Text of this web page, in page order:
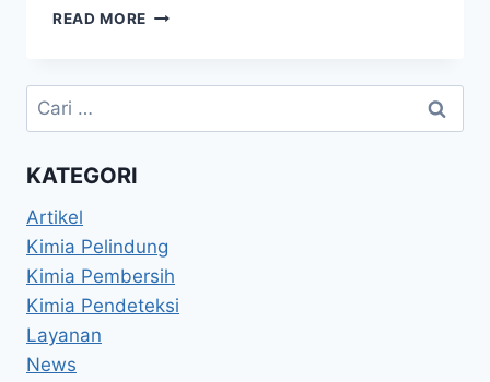
READ MORE
KATEGORI
Artikel
Kimia Pelindung
Kimia Pembersih
Kimia Pendeteksi
Layanan
News